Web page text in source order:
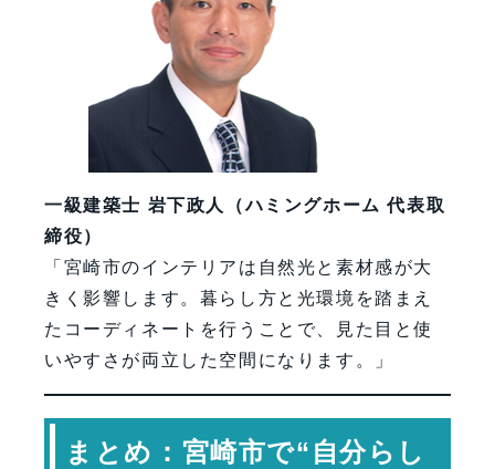
一級建築士 岩下政人（ハミングホーム 代表取
締役）
「宮崎市のインテリアは自然光と素材感が大
きく影響します。暮らし方と光環境を踏まえ
たコーディネートを行うことで、見た目と使
いやすさが両立した空間になります。」
まとめ：宮崎市で“自分らし